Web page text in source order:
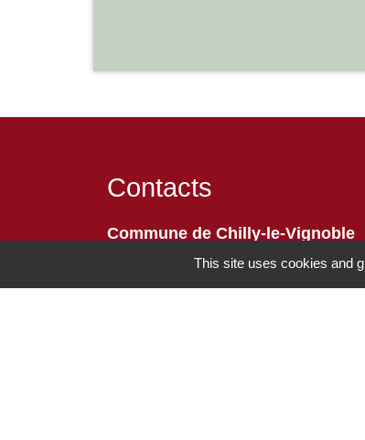
Contacts
Commune de Chilly-le-Vignoble
84 Rue des écolesThis site uses cookies and